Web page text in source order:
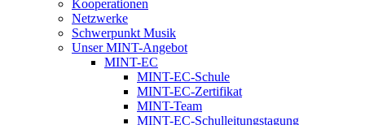
Kooperationen
Netzwerke
Schwerpunkt Musik
Unser MINT-Angebot
MINT-EC
MINT-EC-Schule
MINT-EC-Zertifikat
MINT-Team
MINT-EC-Schulleitungstagung